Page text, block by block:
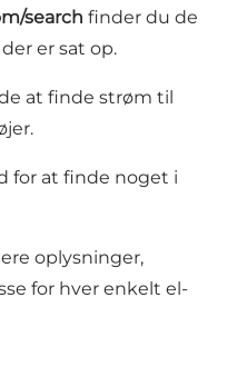
search finder du de
er sat op.
at finde strøm til
for at finde noget i
oplysninger,
for hver enkelt el-